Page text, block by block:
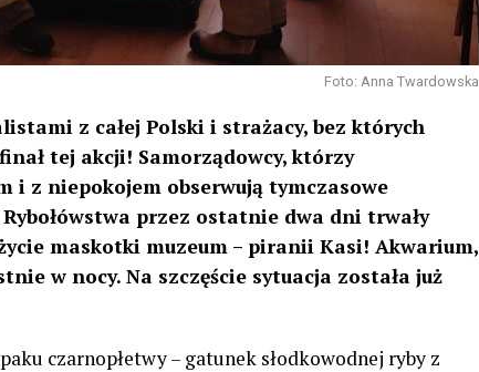
Foto: Anna Twardowska
z całej Polski i strażacy, bez których
tej akcji! Samorządowcy, którzy
i z niepokojem obserwują tymczasowe
przez ostatnie dwa dni trwały
maskotki muzeum – piranii Kasi! Akwarium,
w nocy. Na szczęście sytuacja została już
czarnopłetwy – gatunek słodkowodnej ryby z